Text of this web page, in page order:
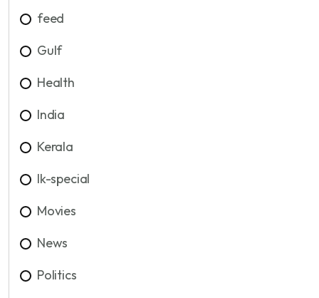
feed
Gulf
Health
India
Kerala
lk-special
Movies
News
Politics